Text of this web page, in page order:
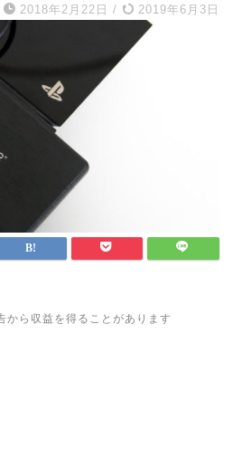
2018年2月22日 / 2019年6月3日
から収益を得ることがあります